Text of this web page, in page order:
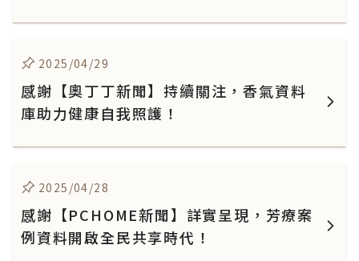
2025/04/29
感謝【奧丁丁新聞】持續關注，香氣資料
庫助力健康自我照護！
2025/04/28
感謝【PCHOME新聞】詳實呈現，芳療案
例資料開啟全民共享時代！